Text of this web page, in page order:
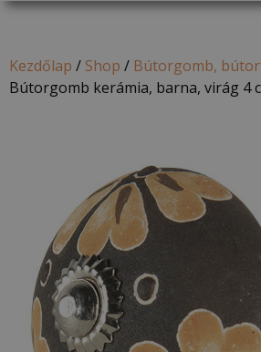
Kezdőlap / Shop / Bútorgomb,
Bútorgomb kerámia, barna, virág 4